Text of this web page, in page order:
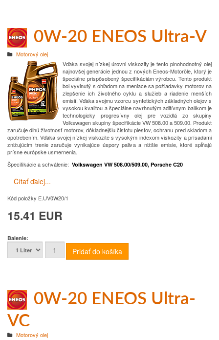
0W-20 ENEOS Ultra-V
Motorový olej
Vďaka svojej nízkej úrovni viskozity je tento plnohodnotný olej
najnovšej generácie jednou z nových Eneos-Motoröle, ktorý je
špeciálne prispôsobený špecifikáciám výrobcu. Tento produkt
bol vyvinutý s ohľadom na meniace sa požiadavky motorov na
zlepšenie ich životného cyklu a služieb a riadenie menších
emisií. Vďaka svojmu vzorcu syntetických základných olejov s
vysokou kvalitou a špeciálne navrhnutým aditívnym balíkom je
technologicky progresívny olej pre vozidlá zo skupiny
Volkswagen skupiny špecifikácie VW 508.00 a 509.00. Produkt
zaručuje dlhú životnosť motorov, dôkladnejšiu čistotu piestov, ochranu pred skladom a
opotrebením. Vďaka svojej nízkej viskozite s vysokým indexom viskozity a prísadami
znižujúcim trenie zaručuje vynikajúce úspory paliva a nižšie emisie, ktoré spĺňajú
prísne európske usmernenia.
Špecifikácie a schválenie: Volkswagen VW 508.00/509.00, Porsche C20
Čítať ďalej...
Kód položky E.UV0W20/1
15.41 EUR
Balenie:
0W-20 ENEOS Ultra-
VC
Motorový olej